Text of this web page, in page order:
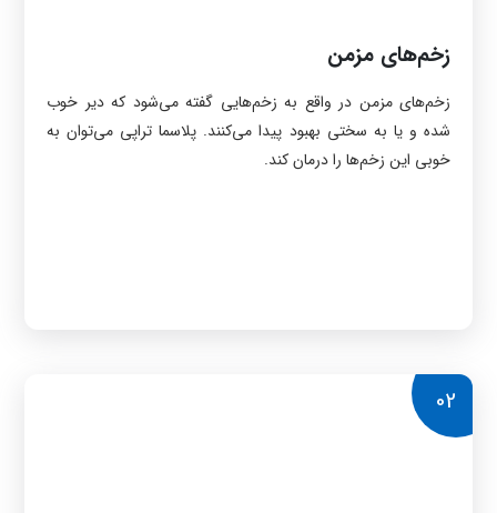
زخم‌های مزمن
زخم‌های مزمن در واقع به زخم‌هایی گفته می‌شود که دیر خوب
شده و یا به سختی بهبود پیدا می‌کنند. پلاسما تراپی می‌توان به
خوبی این زخم‌ها را درمان کند.
02